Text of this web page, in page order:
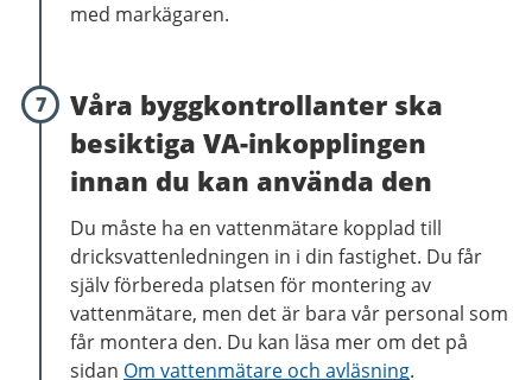
med markägaren.
7
Våra byggkontrollanter ska
besiktiga VA-inkopplingen
innan du kan använda den
Du måste ha en vattenmätare kopplad till
dricksvattenledningen in i din fastighet. Du får
själv förbereda platsen för montering av
vattenmätare, men det är bara vår personal som
får montera den. Du kan läsa mer om det på
sidan Om vattenmätare och avläsning.